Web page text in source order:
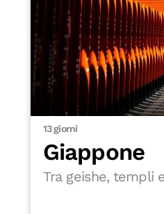
13 giorni
Giappone
Tra geishe, templi